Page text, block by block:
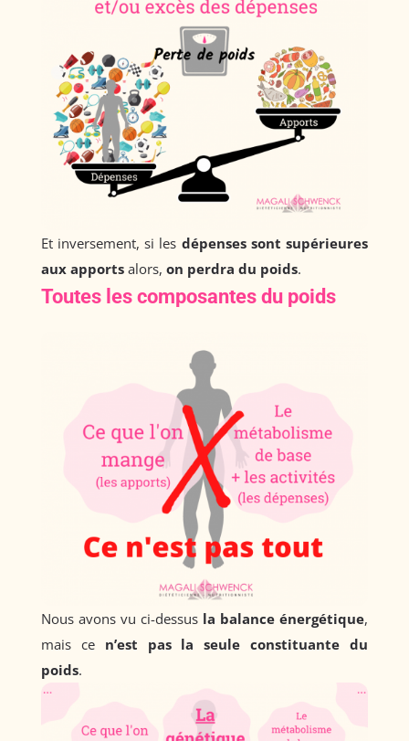
Et inversement, si les dépenses sont supérieures
aux apportsalors, on perdra du poids.
Toutes les composantes du poids
Nous avons vu ci-dessus la balance énergétique,
mais ce n’est pas la seule constituante du
poids.